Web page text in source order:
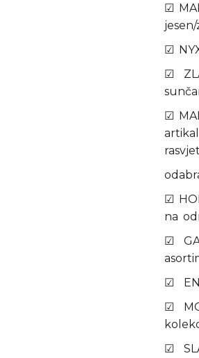
☑
jesen/
☑
☑
☑
☑
na
☑
☑
☑
☑